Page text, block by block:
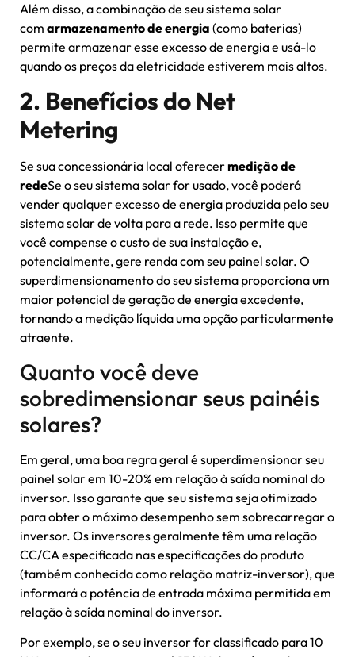
Além disso, a combinação de seu sistema solar
com armazenamento de energia (como baterias)
permite armazenar esse excesso de energia e usá-lo
quando os preços da eletricidade estiverem mais altos.
2. Benefícios do Net
Metering
Se sua concessionária local oferecermedição de
redeSe o seu sistema solar for usado, você poderá
vender qualquer excesso de energia produzida pelo seu
sistema solar de volta para a rede. Isso permite que
você compense o custo de sua instalação e,
potencialmente, gere renda com seu painel solar. O
superdimensionamento do seu sistema proporciona um
maior potencial de geração de energia excedente,
tornando a medição líquida uma opção particularmente
atraente.
Quanto você deve
sobredimensionar seus painéis
solares?
Em geral, uma boa regra geral é superdimensionar seu
painel solar em 10-20% em relação à saída nominal do
inversor. Isso garante que seu sistema seja otimizado
para obter o máximo desempenho sem sobrecarregar o
inversor. Os inversores geralmente têm uma relação
CC/CA especificada nas especificações do produto
(também conhecida como relação matriz-inversor), que
informará a potência de entrada máxima permitida em
relação à saída nominal do inversor.
Por exemplo, se o seu inversor for classificado para 10